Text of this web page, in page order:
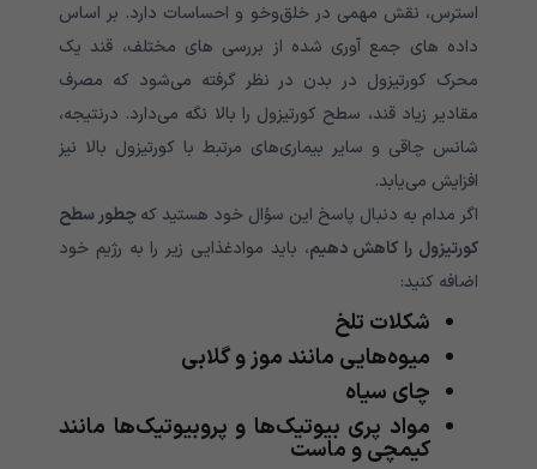
استرس، نقش مهمی در خلق‌وخو و احساسات دارد. بر اساس
داده های جمع آوری شده از بررسی های مختلف، قند یک
محرک کورتیزول در بدن در نظر گرفته می‌شود که مصرف
مقادیر زیاد قند، سطح کورتیزول را بالا نگه می‌دارد. درنتیجه،
شانس چاقی و سایر بیماری‌های مرتبط با کورتیزول بالا نیز
افزایش می‌یابد.
اگر مدام به دنبال پاسخ این سؤال خود هستید کهچطور سطح
کورتیزول را کاهش دهیم، باید موادغذایی زیر را به رژیم خود
اضافه کنید:
شکلات تلخ
میوه‌هایی مانند موز و گلابی
چای سیاه
مواد پری بیوتیک‌ها و پروبیوتیک‌ها مانند
کیمچی و ماست